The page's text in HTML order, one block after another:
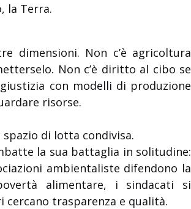
la Terra.
dimensioni. Non c’è agricoltura
Non c’è diritto al cibo se
con modelli di produzione
risorse.
di lotta condivisa.
la sua battaglia in solitudine:
ambientaliste difendono la
alimentare, i sindacati si
cercano trasparenza e qualità.